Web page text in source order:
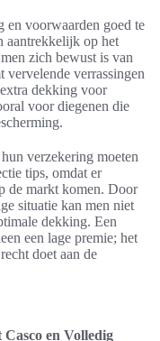
en voorwaarden goed te
aantrekkelijk op het
zich bewust is van
verrassingen
dekking voor
voor diegenen die
verzekering moeten
tips, omdat er
de markt komen. Door
situatie kan men niet
dekking. Een
een lage premie; het
doet aan de
en Volledig